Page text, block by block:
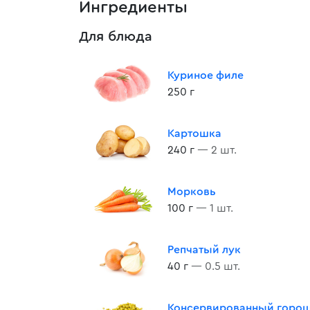
Ингредиенты
Для блюда
Куриное филе
250 г
Картошка
240 г — 2 шт.
Морковь
100 г — 1 шт.
Репчатый лук
40 г — 0.5 шт.